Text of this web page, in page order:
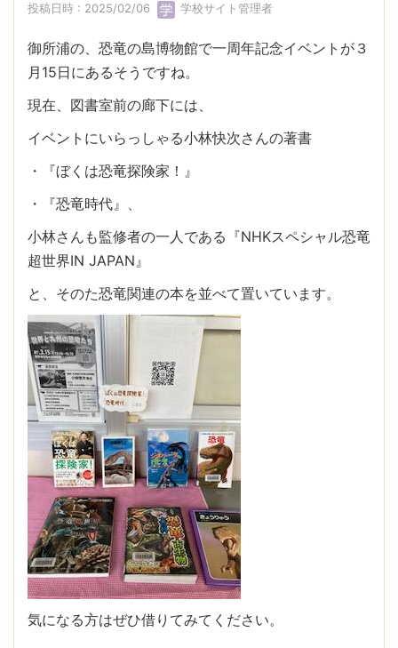
投稿日時 : 2025/02/06 学校サイト管理者
御所浦の、恐竜の島博物館で一周年記念イベントが３
月15日にあるそうですね。
現在、図書室前の廊下には、
イベントにいらっしゃる小林快次さんの著書
・『ぼくは恐竜探険家！』
・『恐竜時代』、
小林さんも監修者の一人である『NHKスペシャル恐竜
超世界IN JAPAN』
と、そのた恐竜関連の本を並べて置いています。
気になる方はぜひ借りてみてください。